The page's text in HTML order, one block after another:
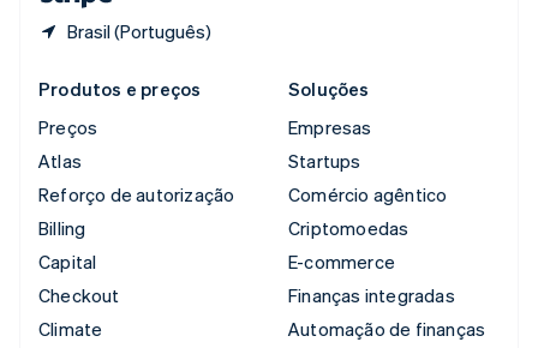
Brasil (Português)
Produtos e preços
Preços
Atlas
Reforço de autorização
Billing
Capital
Checkout
Climate
Soluções
Empresas
Startups
Comércio agêntico
Criptomoedas
E-commerce
Finanças integradas
Automação de finanças